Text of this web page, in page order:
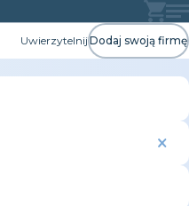
UwierzytelnijDodaj swoją firmę